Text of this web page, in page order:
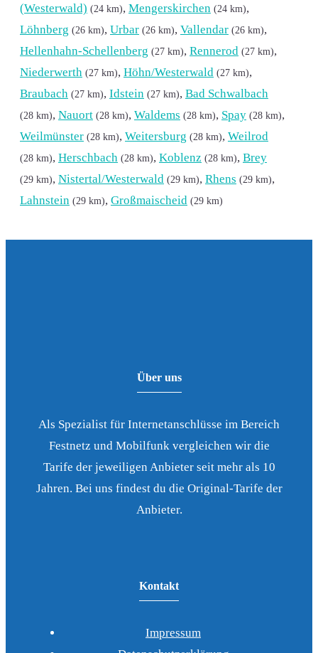
(Westerwald) (24 km), Mengerskirchen (24 km),
Löhnberg (26 km), Urbar (26 km), Vallendar (26 km),
Hellenhahn-Schellenberg (27 km), Rennerod (27 km),
Niederwerth (27 km), Höhn/Westerwald (27 km),
Braubach (27 km), Idstein (27 km), Bad Schwalbach
(28 km), Nauort (28 km), Waldems (28 km), Spay (28 km),
Weilmünster (28 km), Weitersburg (28 km), Weilrod
(28 km), Herschbach (28 km), Koblenz (28 km), Brey
(29 km), Nistertal/Westerwald (29 km), Rhens (29 km),
Lahnstein (29 km), Großmaischeid (29 km)
Über uns
Als Spezialist für Internetanschlüsse im Bereich
Festnetz und Mobilfunk vergleichen wir die
Tarife der jeweiligen Anbieter seit mehr als 10
Jahren. Bei uns findest du die Original-Tarife der
Anbieter.
Kontakt
Impressum